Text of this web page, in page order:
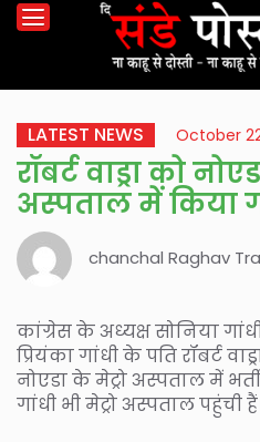
LATEST NEWS October
रॉबर्ट वाड्रा को
अस्पताल में किया
chanchal Raghav
कांग्रेस के अध्यक्ष सोनिया
प्रियंका गांधी के पति रॉबर्ट
नोएडा के मेट्रो अस्पताल में
गांधी भी मेट्रो अस्पताल पहुंची